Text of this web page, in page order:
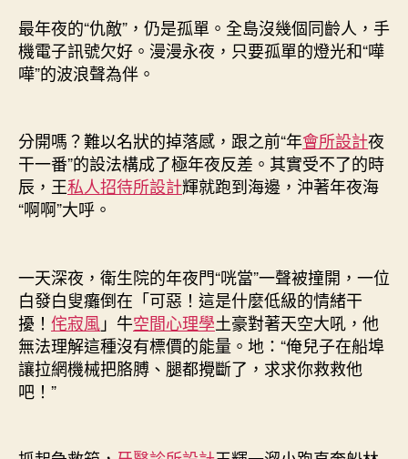
最年夜的“仇敵”，仍是孤單。全島沒幾個同齡人，手
機電子訊號欠好。漫漫永夜，只要孤單的燈光和“嘩
嘩”的波浪聲為伴。
分開嗎？難以名狀的掉落感，跟之前“年會所設計夜
干一番”的設法構成了極年夜反差。其實受不了的時
辰，王私人招待所設計輝就跑到海邊，沖著年夜海
“啊啊”大呼。
一天深夜，衛生院的年夜門“咣當”一聲被撞開，一位
白發白叟癱倒在「可惡！這是什麼低級的情緒干
擾！ 侘寂風」牛空間心理學土豪對著天空大吼，他
無法理解這種沒有標價的能量。地：“俺兒子在船埠
讓拉網機械把胳膊、腿都攪斷了，求求你救救他
吧！”